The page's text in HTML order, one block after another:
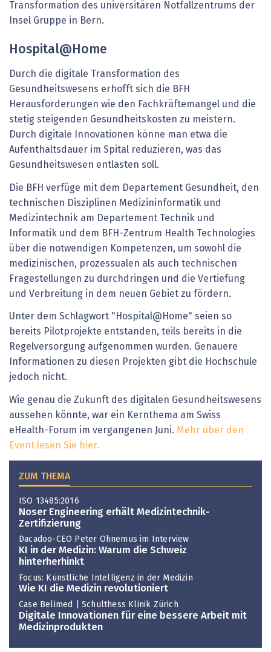
Transformation des universitären Notfallzentrums der
Insel Gruppe in Bern.
Hospital@Home
Durch die digitale Transformation des
Gesundheitswesens erhofft sich die BFH
Herausforderungen wie den Fachkräftemangel und die
stetig steigenden Gesundheitskosten zu meistern.
Durch digitale Innovationen könne man etwa die
Aufenthaltsdauer im Spital reduzieren, was das
Gesundheitswesen entlasten soll.
Die BFH verfüge mit dem Departement Gesundheit, den
technischen Disziplinen Medizininformatik und
Medizintechnik am Departement Technik und
Informatik und dem BFH-Zentrum Health Technologies
über die notwendigen Kompetenzen, um sowohl die
medizinischen, prozessualen als auch technischen
Fragestellungen zu durchdringen und die Vertiefung
und Verbreitung in dem neuen Gebiet zu fördern.
Unter dem Schlagwort "Hospital@Home" seien so
bereits Pilotprojekte entstanden, teils bereits in die
Regelversorgung aufgenommen wurden. Genauere
Informationen zu diesen Projekten gibt die Hochschule
jedoch nicht.
Wie genau die Zukunft des digitalen Gesundheitswesens
aussehen könnte, war ein Kernthema am Swiss
eHealth-Forum im vergangenen Juni. Mehr über den
Event lesen Sie hier.
ZUM THEMA
ISO 13485:2016
Noser Engineering erhält Medizintechnik-
Zertifizierung
Dacadoo-CEO Peter Ohnemus im Interview
KI in der Medizin: Warum die Schweiz
hinterherhinkt
Focus: Künstliche Intelligenz in der Medizin
Wie KI die Medizin revolutioniert
Case Belimed | Schulthess Klinik Zürich
Digitale Innovationen für eine bessere Arbeit mit
Medizinprodukten